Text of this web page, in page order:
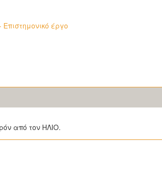
Επιστημονικό έργο
από τον ΗΛΙΟ.